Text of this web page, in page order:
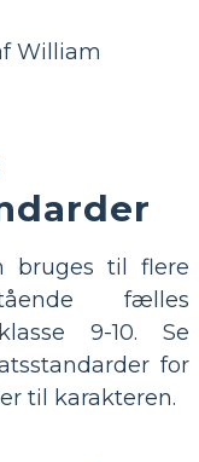
William
bruges til flere
fælles
9-10. Se
for
til karakteren.